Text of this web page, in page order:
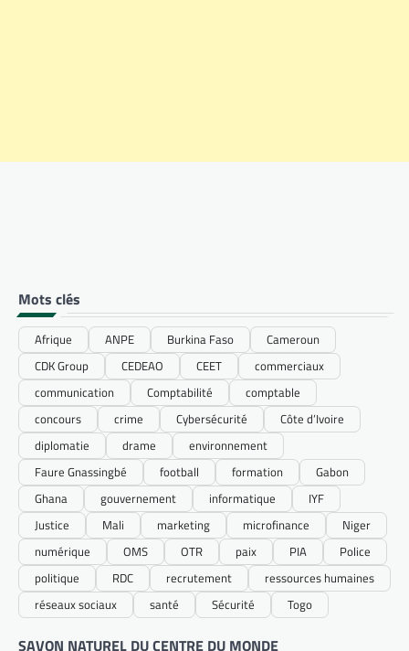
Mots clés
Afrique ANPE Burkina Faso
Cameroun
CDK Group
CEDEAO CEET
commerciaux
communication
Comptabilité
comptable
concours
crime Cybersécurité
Côte d’Ivoire
diplomatie
drame
environnement
Faure Gnassingbé
football formation
Gabon
Ghana
gouvernement informatique
IYF
Justice
Mali marketing microfinance
Niger
numérique
OMS OTR paix PIA
Police
politique
RDC recrutement
ressources humaines
réseaux sociaux
santé Sécurité Togo
SAVON NATUREL DU CENTRE DU MONDE